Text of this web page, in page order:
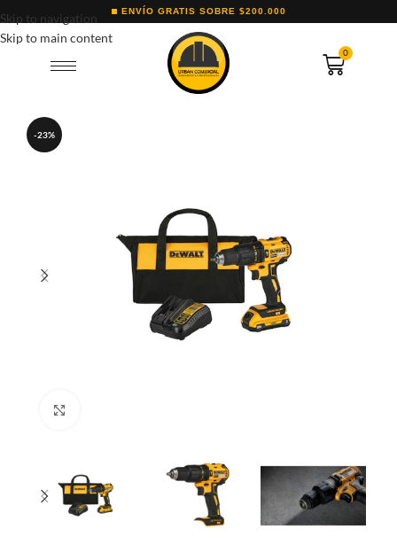
Skip to navigation
Skip to main content
ENVÍO GRATIS SOBRE $200.000
0
-23%